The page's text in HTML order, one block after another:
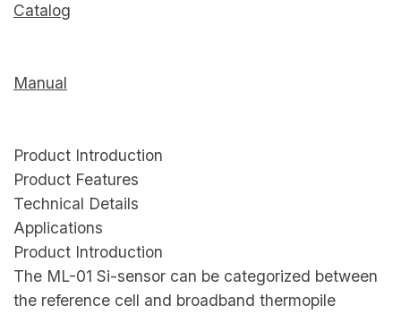
Catalog
Manual
Product Introduction
Product Features
Technical Details
Applications
Product Introduction
The ML-01 Si-sensor can be categorized between
the reference cell and broadband thermopile